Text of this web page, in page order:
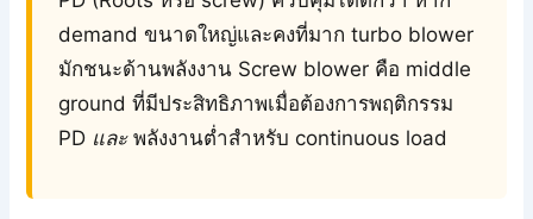
demand ขนาดใหญ่และคงที่มาก turbo blower
มักชนะด้านพลังงาน Screw blower คือ middle
ground ที่มีประสิทธิภาพเมื่อต้องการพฤติกรรม
PD และพลังงานต่ำสำหรับ continuous load